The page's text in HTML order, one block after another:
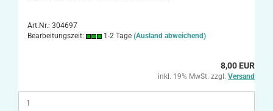
Art.Nr.: 304697
Bearbeitungszeit:
1-2 Tage (Ausland abweichend)
8,00 EUR
inkl. 19% MwSt. zzgl. Versand